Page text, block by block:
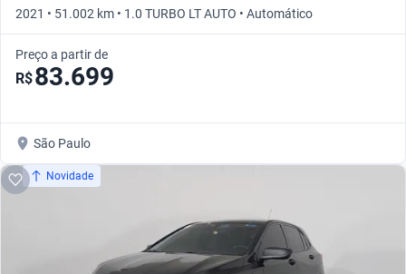
2021 • 51.002 km • 1.0 TURBO LT AUTO • Automático
Preço a partir de
R$83.699
São Paulo
Novidade